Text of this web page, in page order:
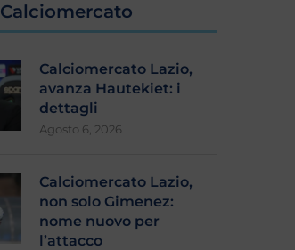
Calciomercato
Calciomercato Lazio,
avanza Hautekiet: i
dettagli
Agosto 6, 2026
Calciomercato Lazio,
non solo Gimenez:
nome nuovo per
l’attacco